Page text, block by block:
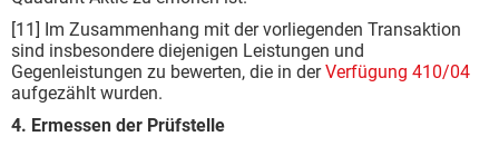
[11] Im Zusammenhang mit der vorliegenden Transaktion
sind insbesondere diejenigen Leistungen und
Gegenleistungen zu bewerten, die in derVerfügung 410/04
aufgezählt wurden.
4. Ermessen der Prüfstelle